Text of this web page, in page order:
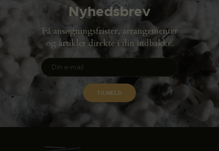
Nyhedsbrev
Få ansøgningsfrister, arrangementer
og artikler direkte i din indbakke.